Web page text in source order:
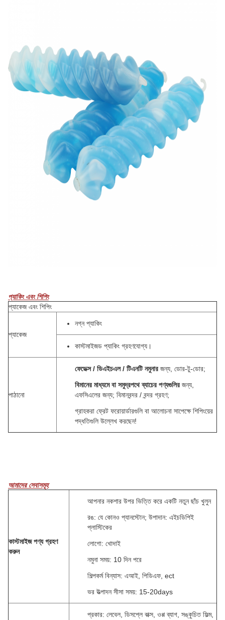
প্যাকিং এবং শিপিং
প্যাকেজ এবং শিপিং
প্যাকেজ
নগ্ন প্যাকিং
কাস্টমাইজড প্যাকিং গ্রহণযোগ্য।
পাঠানো
ফেডেক্স / ডিএইচএল / টিএনটি নমুনার জন্য, ডোর-টু-ডোর;
বিমানের মাধ্যমে বা সমুদ্রপথে ব্যাচের পণ্যগুলির জন্য,
এফসিএলের জন্য; বিমানবন্দর / বন্দর গ্রহণ;
গ্রাহকরা ফ্রেট ফরোয়ার্ডারগুলি বা আলোচনা সাপেক্ষে শিপিংয়ের
পদ্ধতিগুলি উল্লেখ করছেন!
আমাদের সেবাসমূহ
কাস্টমাইজ পণ্য গ্রহণ
করুন
আপনার নকশার উপর ভিত্তি করে একটি নতুন ছাঁচ খুলুন
রঙ: যে কোনও প্যানস্টোন; উপাদান: এইচডিপিই
প্লাস্টিকের
লোগো: খোদাই
নমুনা সময়: 10 দিন পরে
শিল্পকর্ম বিন্যাস: এআই, পিডিএফ, ect
ভর উত্পাদন সীসা সময়: 15-20days
প্রকার: লেবেল, ডিসপ্লে বাক্স, ওপ্প ব্যাগ, সঙ্কুচিত ফিল্ম,